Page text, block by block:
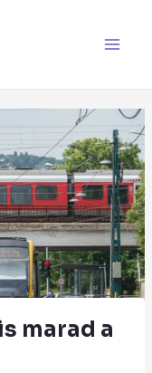
marad a